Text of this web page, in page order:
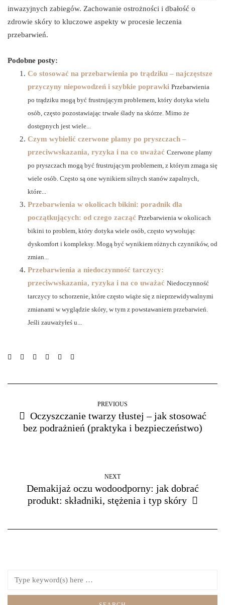
inwazyjnych zabiegów. Zachowanie ostrożności i dbałość o
zdrowie skóry to kluczowe aspekty w procesie leczenia
przebarwień.
Podobne posty:
Co stosować na przebarwienia po trądziku – najczęstsze
przyczyny niepowodzeń i szybkie poprawki Przebarwienia
po trądziku mogą być frustrującym problemem, który dotyka wielu
osób, często pozostawiając trwałe ślady na skórze. Mimo że
dostępnych jest wiele...
Czym wybielić czerwone plamy po pryszczach –
przeciwwskazania, ryzyka i na co uważać Czerwone plamy
po pryszczach mogą być frustrującym problemem, z którym zmaga się
wiele osób. Często są one wynikiem silnych stanów zapalnych,
które...
Przebarwienia w okolicach bikini: poradnik dla
początkujących: od czego zacząć Przebarwienia w okolicach
bikini to problem, który dotyka wiele osób, często wywołując
dyskomfort i kompleksy. Mogą być wynikiem różnych czynników, od
zmian...
Przebarwienia a niedoczynność tarczycy:
przeciwwskazania, ryzyka i na co uważać Niedoczynność
tarczycy to schorzenie, które często wiąże się z nieprzewidywalnymi
zmianami w wyglądzie skóry, w tym z powstawaniem przebarwień.
Jeśli zauważyłeś u...
PREVIOUS
Oczyszczanie twarzy tłustej – jak stosować
bez podrażnień (praktyka i bezpieczeństwo)
NEXT
Demakijaż oczu wodoodporny: jak dobrać
produkt: składniki, stężenia i typ skóry